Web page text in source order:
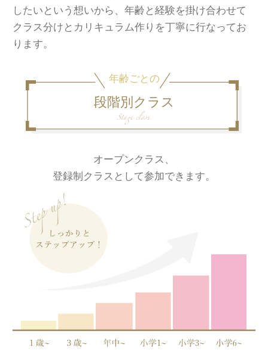
したいという想いから、年齢と経験を掛け合わせて
クラス分けとカリキュラム作りを丁寧に行なってお
ります。
年齢ごとの
段階別クラス
オープンクラス、
登録制クラスとして参加できます。